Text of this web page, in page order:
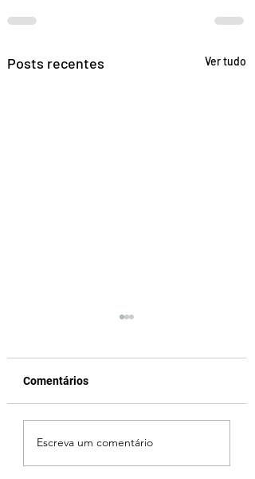
Posts recentes Ver tudo
STF reforça dever dos
municípios na proteção
de animais
Comentários
Escreva um comentário